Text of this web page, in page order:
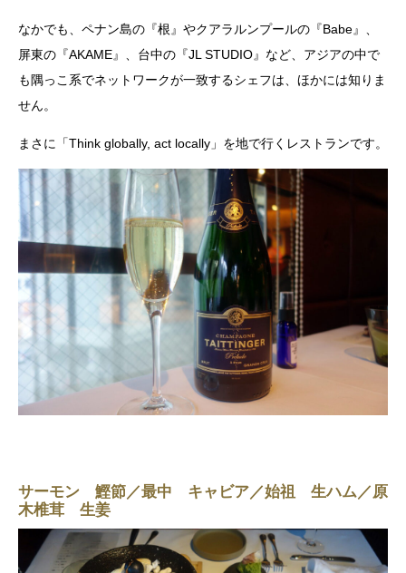
なかでも、ペナン島の『根』やクアラルンプールの『Babe』、
屏東の『AKAME』、台中の『JL STUDIO』など、アジアの中で
も隅っこ系でネットワークが一致するシェフは、ほかには知りま
せん。
まさに「Think globally, act locally」を地で行くレストランです。
サーモン 鰹節／最中 キャビア／始祖 生ハム／原
木椎茸 生姜